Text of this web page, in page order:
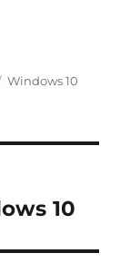
Etiquetes
Windows 10
10